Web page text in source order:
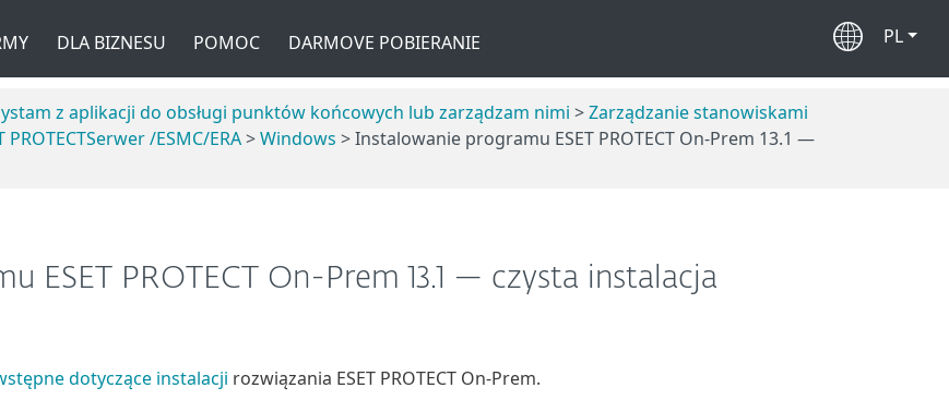
DLA BIZNESU POMOC DARMOVE POBIERANIE PL
z aplikacji do obsługi punktów końcowych lub zarządzam nimi >Zarządzanie stanowiskami
PROTECTSerwer /ESMC/ERA>Windows > Instalowanie programu ESET PROTECT On-Prem 13.1 —
ESET PROTECT On-Prem 13.1 — czysta instalacja
dotyczące instalacji rozwiązania ESET PROTECT On-Prem.